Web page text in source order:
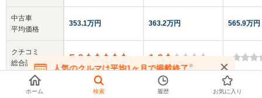
中古車
平均価格
クチコミ
総合評価
乗車定員
353.1万円
5.0
363.2万円
1.0
5人
565.9万円
-
5人
人気のクルマは平均1ヶ月で掲載終了※
在庫が無くなる前にお問い合わせください
ホーム 検索 履歴 お気に入り